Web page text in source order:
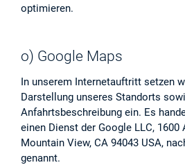
optimieren.
o) Google Maps
In unserem Internetauftritt setzen
Darstellung unseres Standorts
Anfahrtsbeschreibung ein. Es
einen Dienst der Google LLC, 1600
Mountain View, CA 94043 USA,
genannt.